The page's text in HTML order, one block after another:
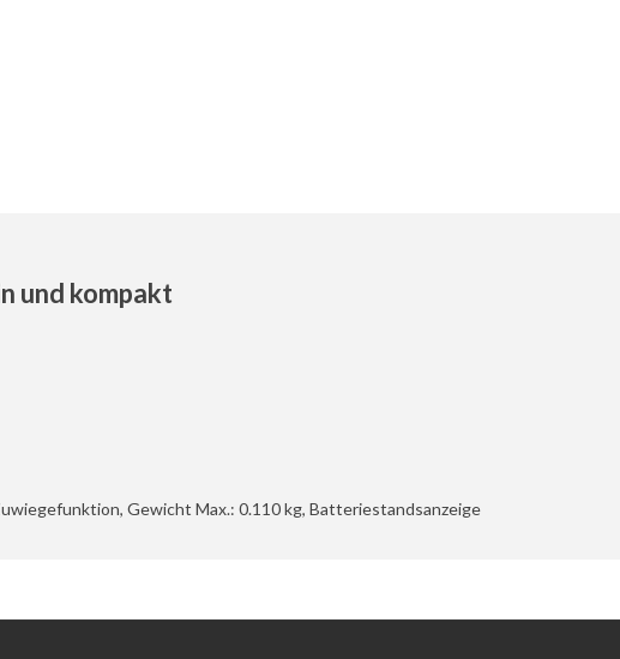
und kompakt
Gewicht Max.: 0.110 kg, Batteriestandsanzeige